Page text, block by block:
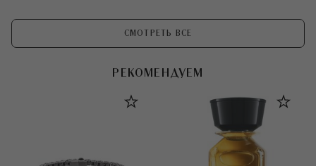
СМОТРЕТЬ ВСЕ
РЕКОМЕНДУЕМ